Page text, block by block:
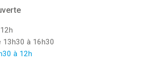
13h30 à 16h30
à 12h